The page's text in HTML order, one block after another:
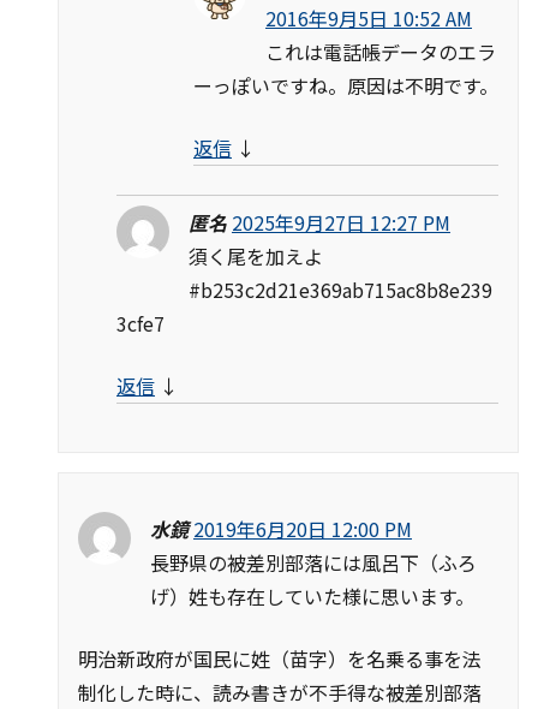
2016年9月5日 10:52 AM
これは電話帳データのエラ
ーっぽいですね。原因は不明です。
返信 ↓
匿名 2025年9月27日 12:27 PM
須く尾を加えよ
#b253c2d21e369ab715ac8b8e239
3cfe7
返信 ↓
水鏡 2019年6月20日 12:00 PM
長野県の被差別部落には風呂下（ふろ
げ）姓も存在していた様に思います。
明治新政府が国民に姓（苗字）を名乗る事を法
制化した時に、読み書きが不手得な被差別部落